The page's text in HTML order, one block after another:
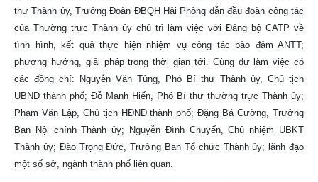
thư Thành ủy, Trưởng Đoàn ĐBQH Hải Phòng dẫn đầu đoàn công tác
của Thường trực Thành ủy chủ trì làm việc với Đảng bộ CATP về
tình hình, kết quả thực hiện nhiệm vụ công tác bảo đảm ANTT;
phương hướng, giải pháp trong thời gian tới. Cùng dự làm việc có
các đồng chí: Nguyễn Văn Tùng, Phó Bí thư Thành ủy, Chủ tịch
UBND thành phố; Đỗ Mạnh Hiến, Phó Bí thư thường trực Thành ủy;
Phạm Văn Lập, Chủ tịch HĐND thành phố; Đặng Bá Cường, Trưởng
Ban Nội chính Thành ủy; Nguyễn Đình Chuyến, Chủ nhiệm UBKT
Thành ủy; Đào Trọng Đức, Trưởng Ban Tổ chức Thành ủy; lãnh đạo
một số sở, ngành thành phố liên quan.